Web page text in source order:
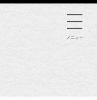
メニュー